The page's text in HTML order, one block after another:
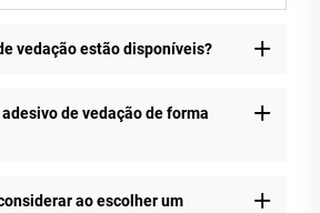
vedação estão disponíveis?
de vedação de forma
ao escolher um